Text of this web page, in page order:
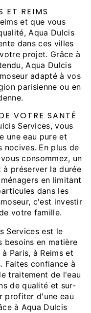
ET REIMS
et que vous
Aqua Dulcis
dans ces villes
projet. Grâce à
Aqua Dulcis
adapté à vos
parisienne ou en
VOTRE SANTÉ
Services, vous
une eau pure et
nocives. En plus de
consommez, un
préserver la durée
en limitant
dans les
c'est investir
votre famille.
Services est le
besoins en matière
Paris, à Reims et
Faites confiance à
traitement de l'eau
de qualité et sur-
profiter d'une eau
à Aqua Dulcis